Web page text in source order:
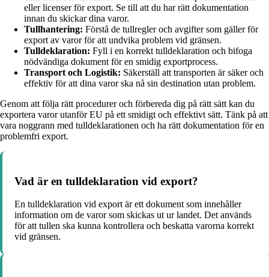
eller licenser för export. Se till att du har rätt dokumentation
innan du skickar dina varor.
Tullhantering: Förstå de tullregler och avgifter som gäller för
export av varor för att undvika problem vid gränsen.
Tulldeklaration: Fyll i en korrekt tulldeklaration och bifoga
nödvändiga dokument för en smidig exportprocess.
Transport och Logistik: Säkerställ att transporten är säker och
effektiv för att dina varor ska nå sin destination utan problem.
Genom att följa rätt procedurer och förbereda dig på rätt sätt kan du
exportera varor utanför EU på ett smidigt och effektivt sätt. Tänk på att
vara noggrann med tulldeklarationen och ha rätt dokumentation för en
problemfri export.
Vad är en tulldeklaration vid export?
En tulldeklaration vid export är ett dokument som innehåller
information om de varor som skickas ut ur landet. Det används
för att tullen ska kunna kontrollera och beskatta varorna korrekt
vid gränsen.